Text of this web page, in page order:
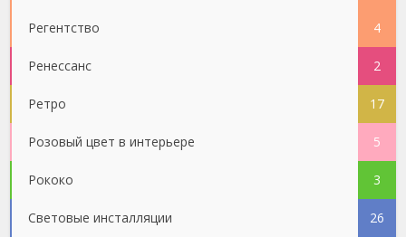
Регентство 4
Ренессанс 2
Ретро 17
Розовый цвет в интерьере 5
Рококо 3
Световые инсталляции 26